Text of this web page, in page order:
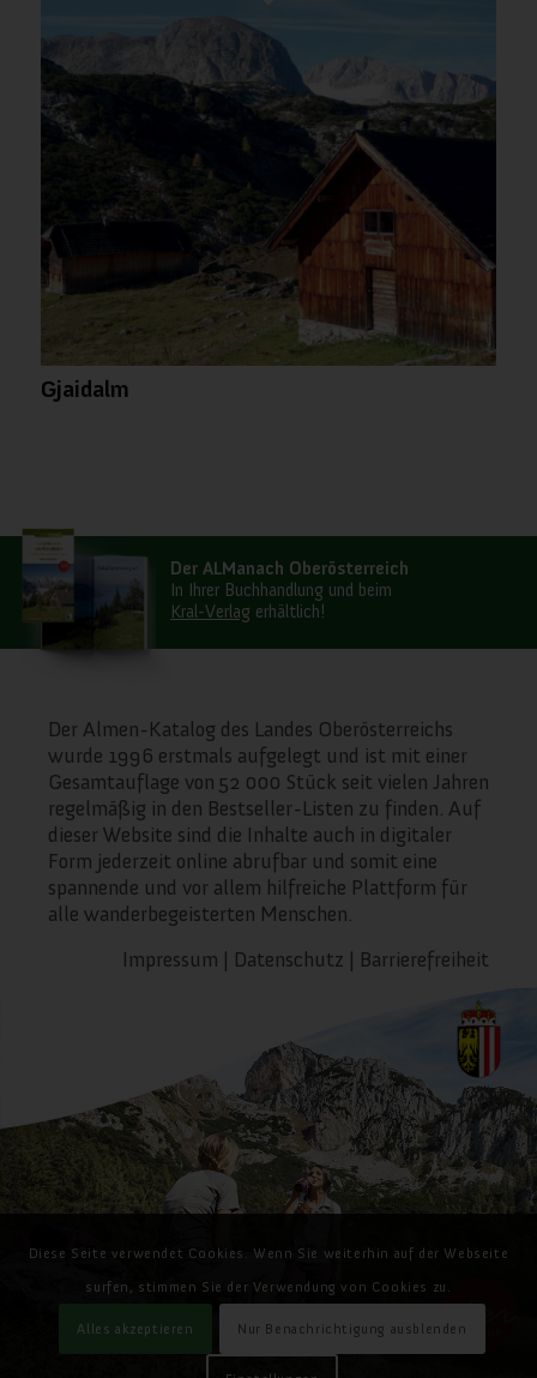
Datenschutz-Bestimmungen
Gjaidalm
Der ALManach Oberösterreich
In Ihrer Buchhandlung und beim
Kral-Verlag erhältlich!
Der Almen-Katalog des Landes Oberösterreichs
wurde 1996 erstmals aufgelegt und ist mit einer
Gesamtauflage von 52 000 Stück seit vielen Jahren
regelmäßig in den Bestseller-Listen zu finden. Auf
dieser Website sind die Inhalte auch in digitaler
Form jederzeit online abrufbar und somit eine
spannende und vor allem hilfreiche Plattform für
alle wanderbegeisterten Menschen.
Impressum | Datenschutz | Barrierefreiheit
Diese Seite verwendet Cookies. Wenn Sie weiterhin auf der Webseite
surfen, stimmen Sie der Verwendung von Cookies zu.
Alles akzeptieren Nur Benachrichtigung ausblenden